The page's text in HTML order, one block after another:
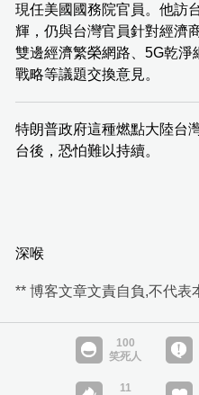
現任美國國務院官員。他訪
輝，仍與台灣官員針對經濟
雙邊經濟繁榮網路、5G乾
戰略等議題交換意見。
特朗普政府這種燃點大陸台
台後，恐怕難以持續。
深喉
** 博客文章文責自負,不代表